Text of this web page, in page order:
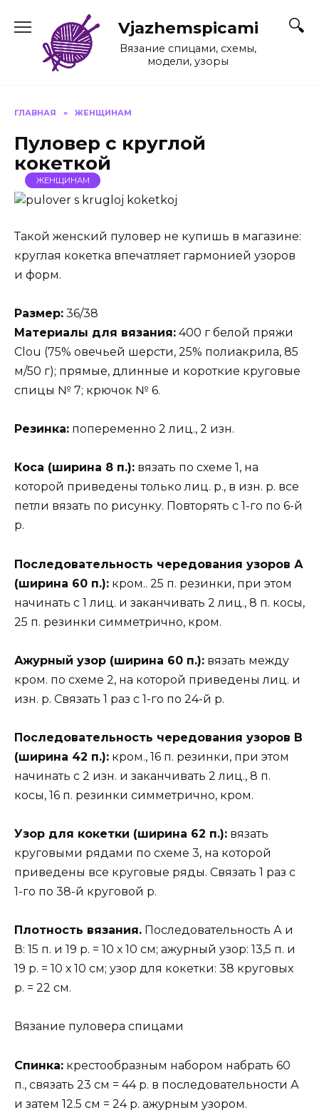
содержанию
Vjazhemspicami
Вязание спицами, схемы,
модели, узоры
ГЛАВНАЯ » ЖЕНЩИНАМ
Пуловер с круглой
кокеткой
ЖЕНЩИНАМ
Такой женский пуловер не купишь в магазине:
круглая кокетка впечатляет гармонией узоров
и форм.
Размер: 36/38
Материалы для вязания: 400 г белой пряжи
Clou (75% овечьей шерсти, 25% полиакрила, 85
м/50 г); прямые, длинные и короткие круговые
спицы № 7; крючок № 6.
Резинка: попеременно 2 лиц., 2 изн.
Коса (ширина 8 п.): вязать по схеме 1, на
которой приведены только лиц. р., в изн. р. все
петли вязать по рисунку. Повторять с 1-го по 6-й
р.
Последовательность чередования узоров А
(ширина 60 п.): кром.. 25 п. резинки, при этом
начинать с 1 лиц. и заканчивать 2 лиц., 8 п. косы,
25 п. резинки симметрично, кром.
Ажурный узор (ширина 60 п.): вязать между
кром. по схеме 2, на которой приведены лиц. и
изн. р. Связать 1 раз с 1-го по 24-й р.
Последовательность чередования узоров В
(ширина 42 п.): кром., 16 п. резинки, при этом
начинать с 2 изн. и заканчивать 2 лиц., 8 п.
косы, 16 п. резинки симметрично, кром.
Узор для кокетки (ширина 62 п.): вязать
круговыми рядами по схеме 3, на которой
приведены все круговые ряды. Связать 1 раз с
1-го по 38-й круговой р.
Плотность вязания. Последовательность А и
В: 15 п. и 19 р. = 10 х 10 см; ажурный узор: 13,5 п. и
19 р. = 10 х 10 см; узор для кокетки: 38 круговых
р. = 22 см.
Вязание пуловера спицами
Спинка: крестообразным набором набрать 60
п., связать 23 см = 44 р. в последовательности А
и затем 12.5 см = 24 р. ажурным узором.